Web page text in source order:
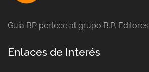
Guia BP pertece al grupo B.P. Editores
Enlaces de Interés